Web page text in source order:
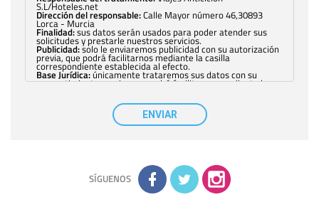
S.L/Hoteles.net
Dirección del responsable:Calle Mayor número 46,30893
Lorca - Murcia
Finalidad:sus datos serán usados para poder atender sus
solicitudes y prestarle nuestros servicios.
Publicidad:solo le enviaremos publicidad con su autorización
previa, que podrá facilitarnos mediante la casilla
correspondiente establecida al efecto.
Base Jurídica:únicamente trataremos sus datos con su
consentimiento previo, que podrá facilitarnos mediante la
con carácter general, sólo el personal de
nuestra entidad que esté debidamente autorizado podrá
tener conocimiento de la información que le pedimos. No se
comunicarán datos a terceros.
adicional y detallada sobre cómo tratamos sus datos en la
política de privacidad
ENVIAR
SÍGUENOS